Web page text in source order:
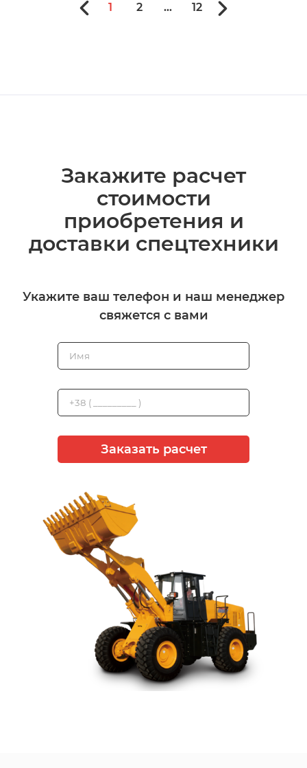
1 2 ... 12
Закажите расчет
стоимости
приобретения и
доставки спецтехники
Укажите ваш телефон и наш менеджер
свяжется с вами
Заказать расчет